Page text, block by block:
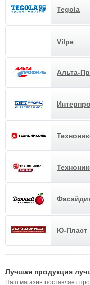
Tegola
Vilpe
Альта-
Ю-Пласт
Лучшая продукция
Наш магазин поставляет